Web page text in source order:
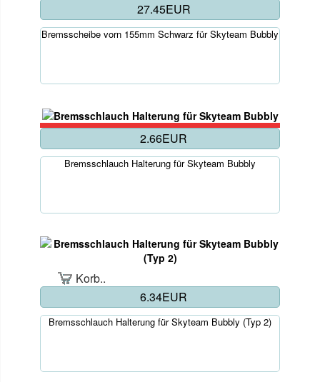
27.45EUR
Bremsscheibe vorn 155mm Schwarz für Skyteam Bubbly
2.66EUR
Bremsschlauch Halterung für Skyteam Bubbly
Korb..
6.34EUR
Bremsschlauch Halterung für Skyteam Bubbly (Typ 2)